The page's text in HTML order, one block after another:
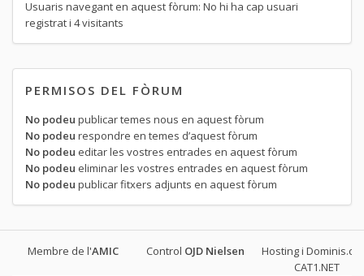
Usuaris navegant en aquest fòrum: No hi ha cap usuari
registrat i 4 visitants
PERMISOS DEL FÒRUM
No podeu publicar temes nous en aquest fòrum
No podeu respondre en temes d’aquest fòrum
No podeu editar les vostres entrades en aquest fòrum
No podeu eliminar les vostres entrades en aquest fòrum
No podeu publicar fitxers adjunts en aquest fòrum
Membre de l'AMIC Control OJD Nielsen
Hosting i
CAT1.NET